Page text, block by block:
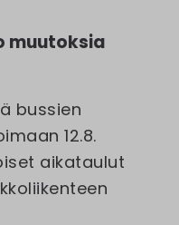
muutoksia
bussien
12.8.
aikataulut